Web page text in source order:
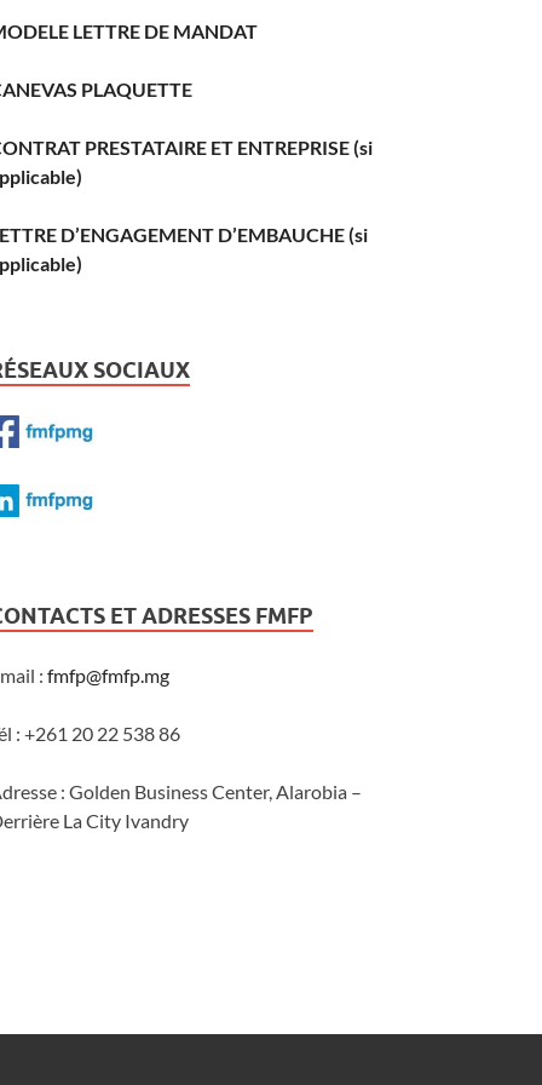
LETTRE DE MANDAT
PLAQUETTE
PRESTATAIRE ET ENTREPRISE (si
D’ENGAGEMENT D’EMBAUCHE (si
SOCIAUX
ET ADRESSES FMFP
:fmfp@fmfp.mg
: +261 20 22 538 86
: Golden Business Center, Alarobia –
La City Ivandry